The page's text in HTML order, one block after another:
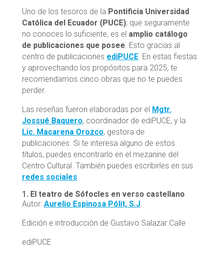
Uno de los tesoros de la Pontificia Universidad
Católica del Ecuador (PUCE), que seguramente
no conoces lo suficiente, es el amplio catálogo
de publicaciones que posee. Esto gracias al
centro de publicaciones ediPUCE. En estas fiestas
y aprovechando los propósitos para 2025, te
recomendamos cinco obras que no te puedes
perder.
Las reseñas fueron elaboradas por el Mgtr.
Jossué Baquero, coordinador de ediPUCE, y la
Lic. Macarena Orozco, gestora de
publicaciones. Si te interesa alguno de estos
títulos, puedes encontrarlo en el mezanine del
Centro Cultural. También puedes escribirles en sus
redes sociales.
1. El teatro de Sófocles en verso castellano
Autor: Aurelio Espinosa Pólit, S.J.
Edición e introducción de Gustavo Salazar Calle
ediPUCE